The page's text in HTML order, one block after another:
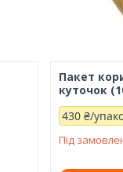
Пакет
куточок
430 ₴/
Під